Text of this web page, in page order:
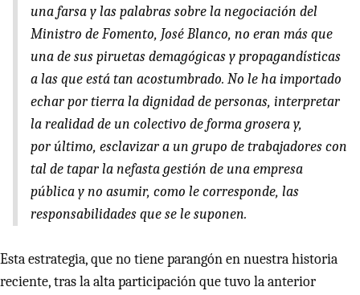
una farsa y las palabras sobre la negociación del
Ministro de Fomento, José Blanco, no eran más que
una de sus piruetas demagógicas y propagandísticas
a las que está tan acostumbrado. No le ha importado
echar por tierra la dignidad de personas, interpretar
la realidad de un colectivo de forma grosera y,
por último, esclavizar a un grupo de trabajadores con
tal de tapar la nefasta gestión de una empresa
pública y no asumir, como le corresponde, las
responsabilidades que se le suponen.
Esta estrategia, que no tiene parangón en nuestra historia
reciente, tras la alta participación que tuvo la anterior